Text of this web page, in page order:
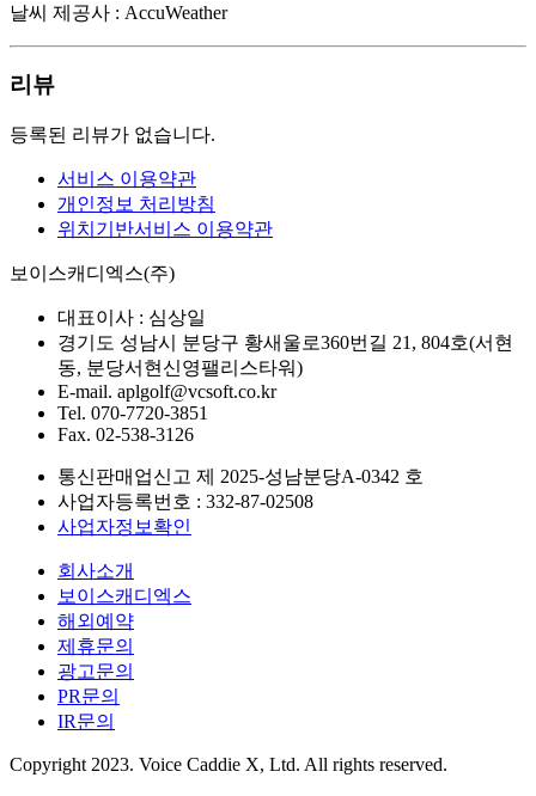
날씨 제공사 : AccuWeather
리뷰
등록된 리뷰가 없습니다.
서비스 이용약관
개인정보 처리방침
위치기반서비스 이용약관
보이스캐디엑스(주)
대표이사 : 심상일
경기도 성남시 분당구 황새울로360번길 21, 804호(서현
동, 분당서현신영팰리스타워)
E-mail. aplgolf@vcsoft.co.kr
Tel. 070-7720-3851
Fax. 02-538-3126
통신판매업신고 제 2025-성남분당A-0342 호
사업자등록번호 : 332-87-02508
사업자정보확인
회사소개
보이스캐디엑스
해외예약
제휴문의
광고문의
PR문의
IR문의
Copyright 2023. Voice Caddie X, Ltd. All rights reserved.